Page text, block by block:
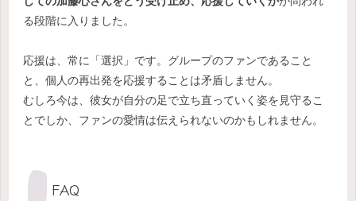
る段階に入りました。
応援は、常に「選択」です。グループのファンであること
と、個人の再出発を応援することは矛盾しません。
むしろ今は、彼女が自分の足で立ち直っていく姿を見守るこ
とでしか、ファンの愛情は伝えられないのかもしれません。
FAQ